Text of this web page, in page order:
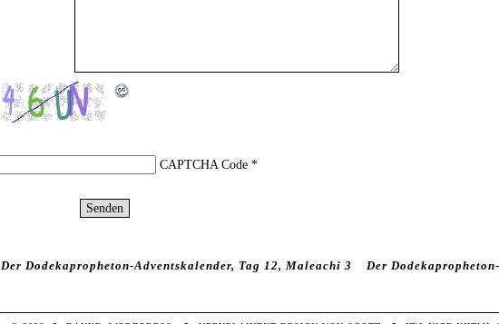
CAPTCHA Code *
Der Dodekapropheton-Adventskalender, Tag 12, Maleachi 3 Der